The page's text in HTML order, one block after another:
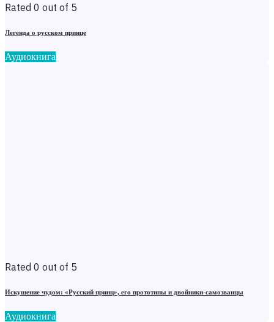
Rated 0 out of 5
Легенда о русском принце
Аудиокнига
Rated 0 out of 5
Искушение чудом: «Русский принц», его прототипы и двойники-самозванцы
Аудиокнига